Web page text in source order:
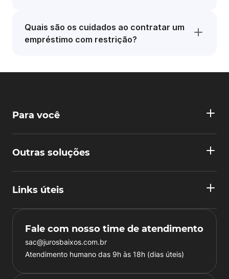
Quais são os cuidados ao contratar um
empréstimo com restrição?
Para você
Outras soluções
Links úteis
Fale com nosso time de atendimento
sac@jurosbaixos.com.br
Atendimento humano das 9h às 18h (dias úteis)